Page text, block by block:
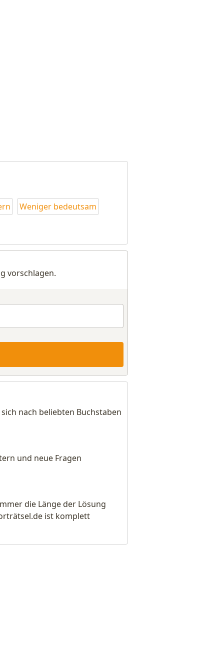
Weniger bedeutsam
vorschlagen.
nach beliebten Buchstaben
und neue Fragen
die Länge der Lösung
ist komplett